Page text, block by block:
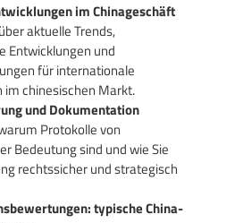
im Chinageschäft
aktuelle Trends,
Entwicklungen und
für internationale
chinesischen Markt.
und Dokumentation
Protokolle von
Bedeutung sind und wie Sie
rechtssicher und strategisch
typische China-